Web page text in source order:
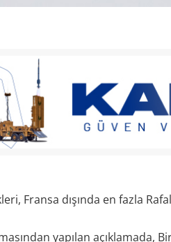
Fransa dışında en fazla
yapılan açıklamada,